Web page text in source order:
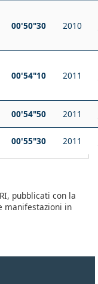
00'50"30 2010
00'54"10 2011
00'54"50 2011
00'55"30 2011
pubblicati con la
manifestazioni in